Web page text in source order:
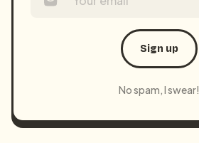
Sign up
No spam, I swear!